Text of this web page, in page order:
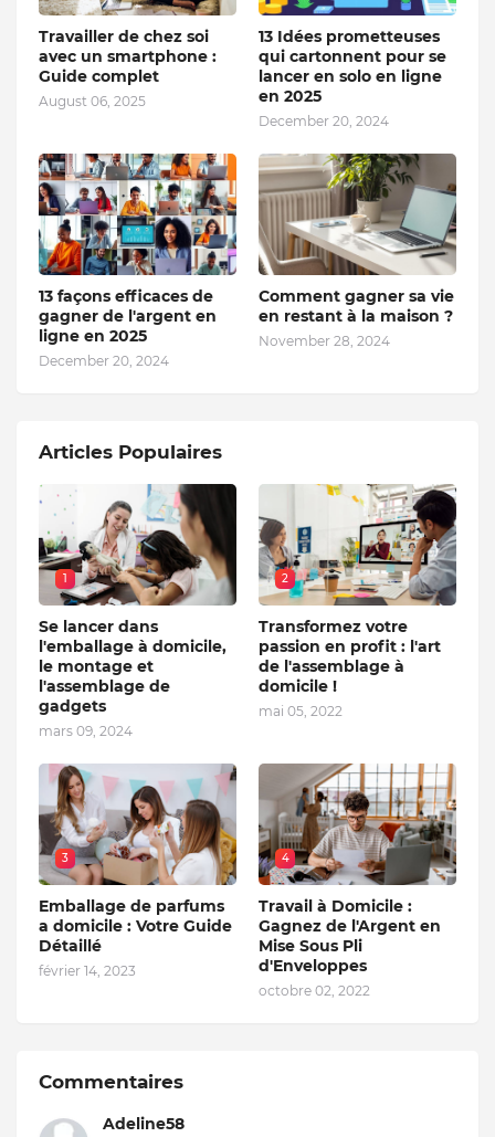
Travailler de chez soi
avec un smartphone :
Guide complet
August 06, 2025
13 Idées prometteuses
qui cartonnent pour se
lancer en solo en ligne
en 2025
December 20, 2024
13 façons efficaces de
gagner de l'argent en
ligne en 2025
December 20, 2024
Comment gagner sa vie
en restant à la maison ?
November 28, 2024
Articles Populaires
1
Se lancer dans
l'emballage à domicile,
le montage et
l'assemblage de
gadgets
mars 09, 2024
2
Transformez votre
passion en profit : l'art
de l'assemblage à
domicile !
mai 05, 2022
3
Emballage de parfums
a domicile : Votre Guide
Détaillé
février 14, 2023
4
Travail à Domicile :
Gagnez de l'Argent en
Mise Sous Pli
d'Enveloppes
octobre 02, 2022
Commentaires
Adeline58